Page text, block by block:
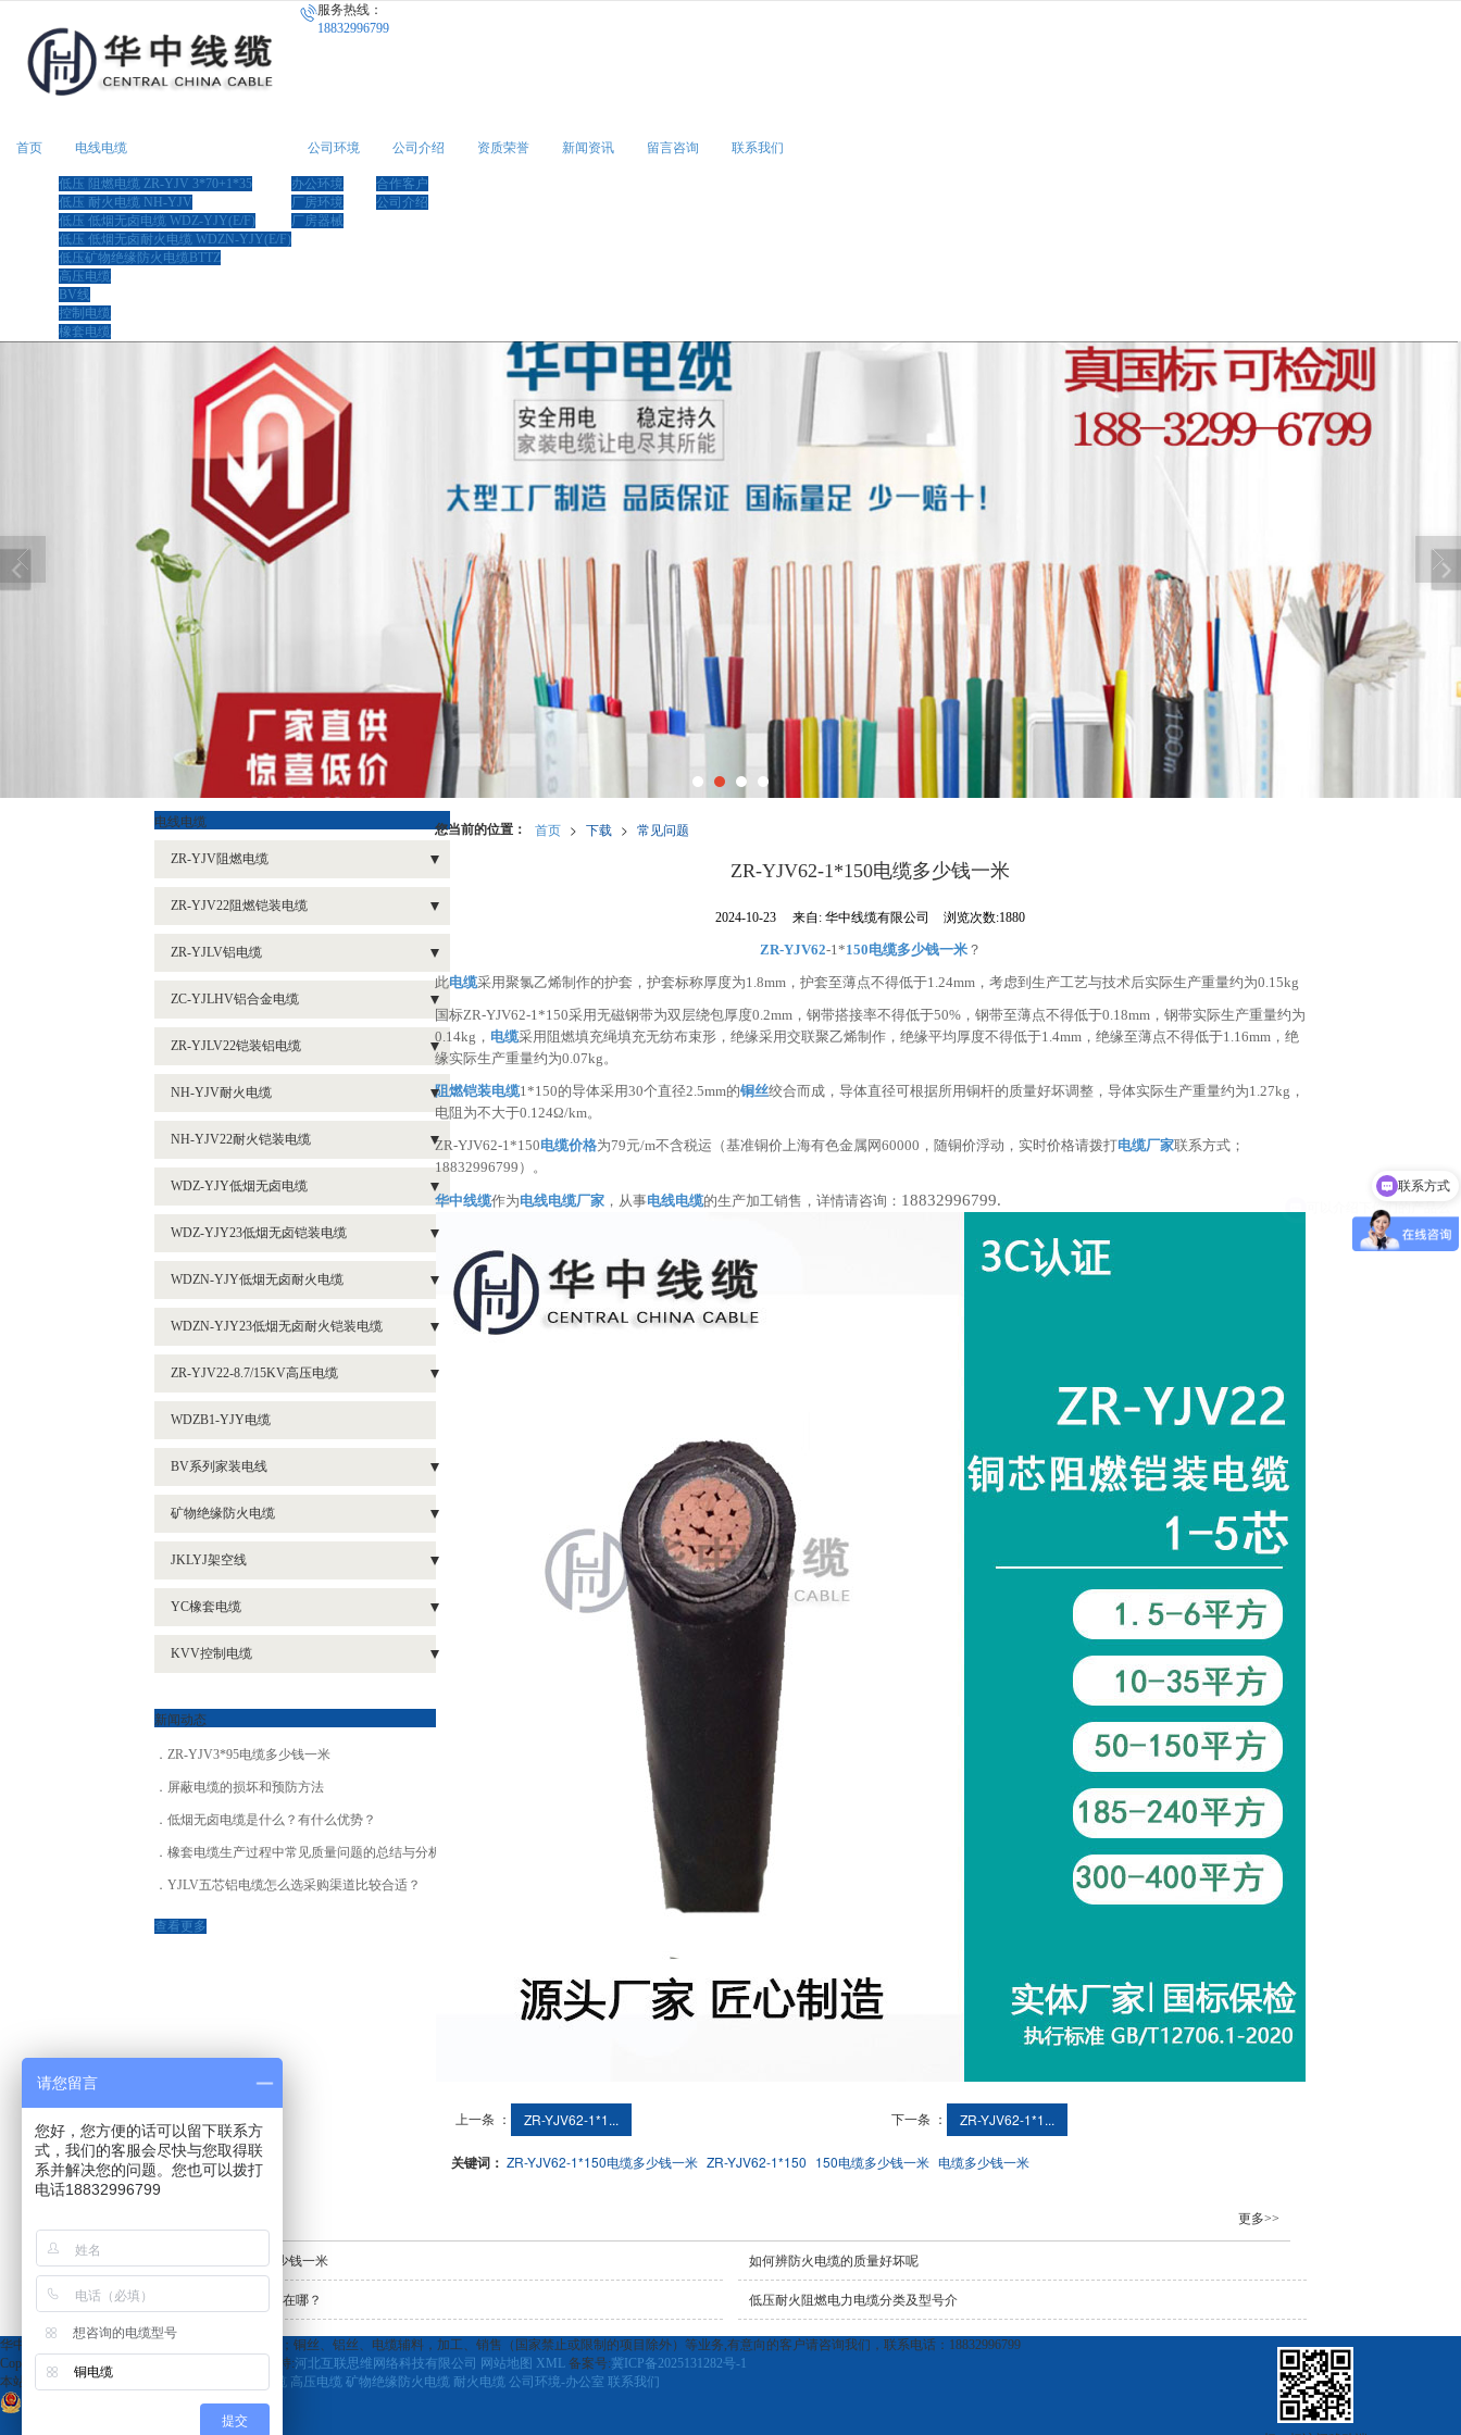
很遗憾，因您的浏览器版本过低导致无法获得最佳浏览体验，推荐下载安装谷歌浏览器！
服务热线：
18832996799
首页 电线电缆
低压 阻燃电缆 ZR-YJV 3*70+1*35
低压 耐火电缆 NH-YJV
低压 低烟无卤电缆 WDZ-YJY(E/F)
低压 低烟无卤耐火电缆 WDZN-YJY(E/F)
低压矿物绝缘防火电缆BTTZ
高压电缆
BV线
控制电缆
橡套电缆
公司环境
办公环境
厂房环境
厂房器械
公司介绍
合作客户
公司介绍
资质荣誉 新闻资讯 留言咨询 联系我们
您当前的位置： 首页 > 下载 > 常见问题
ZR-YJV62-1*150电缆多少钱一米
2024-10-23 来自:华中线缆有限公司 浏览次数:1880
ZR-YJV62-1*150电缆多少钱一米？
此电缆采用聚氯乙烯制作的护套，护套标称厚度为1.8mm，护套至薄点不得低于1.24mm，考虑到生产工艺与技术后实际生产重量约为0.15kg
国标ZR-YJV62-1*150采用无磁钢带为双层绕包厚度0.2mm，钢带搭接率不得低于50%，钢带至薄点不得低于0.18mm，钢带实际生产重量约为
0.14kg， 电缆采用阻燃填充绳填充无纺布束形，绝缘采用交联聚乙烯制作，绝缘平均厚度不得低于1.4mm，绝缘至薄点不得低于1.16mm，绝
缘实际生产重量约为0.07kg。
阻燃铠装电缆1*150的导体采用30个直径2.5mm的铜丝绞合而成，导体直径可根据所用铜杆的质量好坏调整，导体实际生产重量约为1.27kg，
电阻为不大于0.124Ω/km。
ZR-YJV62-1*150电缆价格为79元/m不含税运（基准铜价上海有色金属网60000，随铜价浮动，实时价格请拨打电缆厂家联系方式；
18832996799）。
华中线缆作为电线电缆厂家，从事电线电缆的生产加工销售，详情请咨询： 18832996799.
上一条 ： ZR-YJV62-1*1... 下一条 ： ZR-YJV62-1*1...
关键词： ZR-YJV62-1*150电缆多少钱一米 ZR-YJV62-1*150 150电缆多少钱一米 电缆多少钱一米
电线电缆
ZR-YJV阻燃电缆
- 1芯系列阻燃电缆ZR-YJV
- 2等芯系列阻燃电缆ZR-YJV
- 3等芯阻燃电缆系列ZR-YJV
- 5等芯系列阻燃电缆ZR-YJV
- 3芯+1芯系列阻燃电缆ZR-YJV
- 3芯+2芯系列阻燃电缆ZR-YJV
- 4芯+1芯系列阻燃电缆ZR-YJY
ZR-YJV22阻燃铠装电缆
- 1芯阻燃铠装电缆ZR-YJV62
- 2芯阻燃铠装电缆ZR-YJV22
- 3芯阻燃铠装电缆ZR-YJV22
- 5芯阻燃铠装电缆ZR-YJV22
- 3芯+1芯系列阻燃铠装电缆ZR-YJV22
- 3芯+2芯阻燃铠装电缆ZR-YJV22
- 4芯+1芯阻燃铠装电缆ZR-YJV22
ZR-YJLV铝电缆
- 1芯系列铝电缆ZR-YJLV
- 2等芯系列铝电缆ZR-YJLV
- 3等芯系列铝电缆ZR-YJLV
- 5等芯系列铝电缆ZR-YJLV
- 3+1芯系列铝电缆ZR-YJLV
- 3+2芯系列铝电缆ZR-YJLV
- 4+1芯系列铝电缆ZR-YJLV
ZC-YJLHV铝合金电缆
- 新分类
- 3芯铝合金电缆ZC-YJLHV
- 2芯铝合金电缆ZC-YJLHV
ZR-YJLV22铠装铝电缆
- 1芯系列铝电缆ZR-YJLV62
- 2等芯系列铝电缆ZR-YJLV22
- 3等芯系列铝电缆ZR-YJLV22
- 4等芯系列铝电缆ZR-YJLV22
- 3+1芯系列铠装铝电缆ZR-YJLV22
- 3+2芯系列铠装铝电缆ZR-YJLV22
- 4+1芯系列铠装铝电缆ZR-YJLV22
NH-YJV耐火电缆
- 5等芯系列耐火电缆NH-YJV
- 耐火电缆NH-YJV-3*35+2*16
NH-YJV22耐火铠装电缆
- 3芯+2芯耐火铠装电缆NH-YJV22
- 3芯+1芯耐火铠装电缆NH-YJV22
- 4芯+1芯耐火铠装电缆系列NH-YJV22
WDZ-YJY低烟无卤电缆
- 4等芯系列低烟无卤电缆WDZ-YJY
- 5等芯低烟无卤电缆WDZ-YJY
- 4芯+1芯低烟无卤电缆WDZ-YJY
- 3芯+1芯低烟无卤电缆WDZ-YJY
- 3等芯低烟无卤电缆WDZ-YJY
- 3芯+2芯低烟无卤电缆WDZ-YJY
WDZ-YJY23低烟无卤铠装电缆
- 4等芯低烟无卤铠装电缆厂家WDZ-YJY23
- 4芯+1芯低烟无卤铠装电缆厂家WDZ-YJY23
- 低烟无卤铠装电缆WDZ-YJY23-3*150+1*70
WDZN-YJY低烟无卤耐火电缆
- 3芯+2芯低烟无卤耐火电缆WDZN-YJY
- 3芯+1芯低烟无卤耐火电缆
- 低烟无卤耐火电缆WDZN-YJY5等芯
- 低烟无卤耐火电缆WDZN-YJY4*25
WDZN-YJY23低烟无卤耐火铠装电缆
ZR-YJV22-8.7/15KV高压电缆
- 铜高压电缆ZR-YJV22-3*400
- 铜高压电缆ZR-YJV22-3*300
- 铜高压电缆ZR-YJV22-3*120
- 铝高压电缆ZR-YJLV22-3*300
- 铝高压电缆ZR-YJLV22-3*120
WDZB1-YJY电缆
BV系列家装电线
- BV2.5电线
矿物绝缘防火电缆
- 矿物绝缘防火电缆BTTRZ
- 矿物绝缘防火电缆BBTRZ
- 矿物绝缘防火电缆NG-A(BTLY)
JKLYJ架空线
- 架空绝缘线JKLGYJ 1*35
YC橡套电缆
- 橡套电缆YC3*95+2*50
KVV控制电缆
- 阻燃控制电缆ZR-KVV
新闻动态
ZR-YJV3*95电缆多少钱一米
屏蔽电缆的损坏和预防方法
低烟无卤电缆是什么？有什么优势？
橡套电缆生产过程中常见质量问题的总结与分析
YJLV五芯铝电缆怎么选采购渠道比较合适？
查看更多
更多>>
ZR-YJV3*95电缆多少钱一米 如何辨防火电缆的质量好坏呢
非标电缆线的危害性在哪？ 低压耐火阻燃电力电缆分类及型号介
华中线缆有限公司,专营 电线、电缆，生产、销售；铜丝、铝丝、电缆辅料，加工、销售（国家禁止或限制的项目除外）等业务,有意向的客户请咨询我们，联系电话：18832996799
CopyRight © 版权所有:
技术支持:河北互联思维网络科技有限公司 网站地图 XML 备案号:冀ICP备2025131282号-1
本站关键字:
华中线缆有限公司 低压电缆 高压电缆 矿物绝缘防火电缆 耐火电缆 公司环境-办公室 联系我们
可以介绍下你们的产品么
请您留言
您好，您方便的话可以留下联系方
式，我们的客服会尽快与您取得联
系并解决您的问题。您也可以拨打
电话18832996799
想咨询的电缆型号
铜电缆
提交